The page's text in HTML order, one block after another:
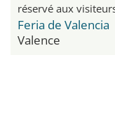
réservé aux
Feria de Valencia
Valence